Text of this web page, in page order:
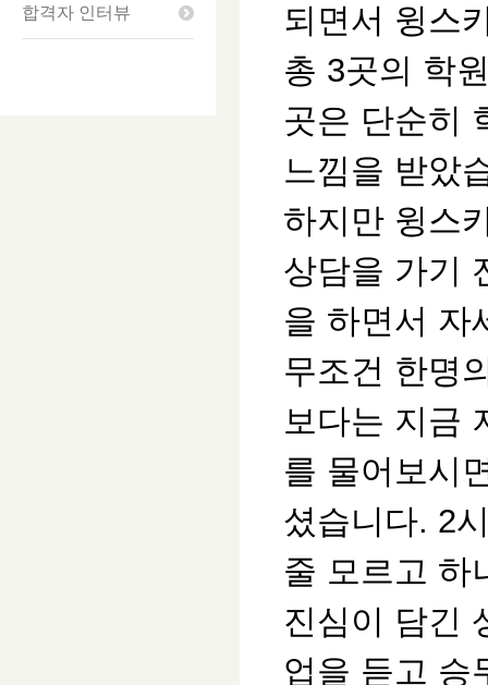
합격자 인터뷰
되면서 윙스
총 3곳의 학
곳은 단순히
느낌을 받았
하지만 윙스
상담을 가기
을 하면서 자
무조건 한명
보다는 지금
를 물어보시
셨습니다. 2
줄 모르고 하
진심이 담긴
업을 듣고 승